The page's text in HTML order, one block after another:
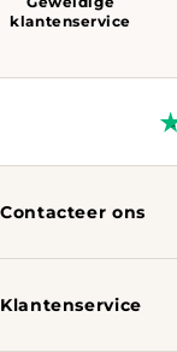
klantenservice
Contacteer ons
Klantenservice